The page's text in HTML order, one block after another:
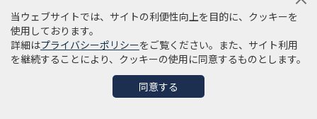
は？基本とやり方を徹底
解説｜AI検索時代…
2026.03.05
当ウェブサイトでは、サイトの利便性向上を目的に、クッキーを
使用しております。
詳細はプライバシーポリシーをご覧ください。また、サイト利用
を継続することにより、クッキーの使用に同意するものとします。
同意する